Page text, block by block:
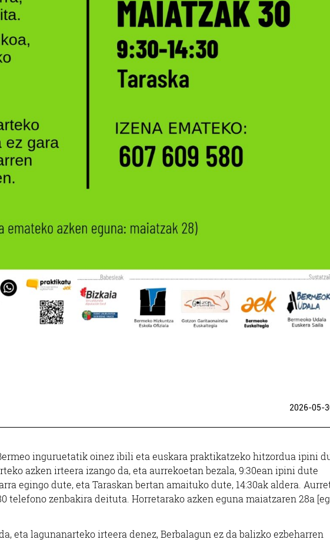
2026-05-
inguruetatik oinez ibili eta euskara praktikatzeko hitzordua ipini
azken irteera izango da, eta aurrekoetan bezala, 9:30ean ipini dute
egingo dute, eta Taraskan bertan amaituko dute, 14:30ak aldera.
telefono zenbakira deituta. Horretarako azken eguna maiatzaren 28a
eta lagunanarteko irteera denez, Berbalagun ez da balizko ezbeharren